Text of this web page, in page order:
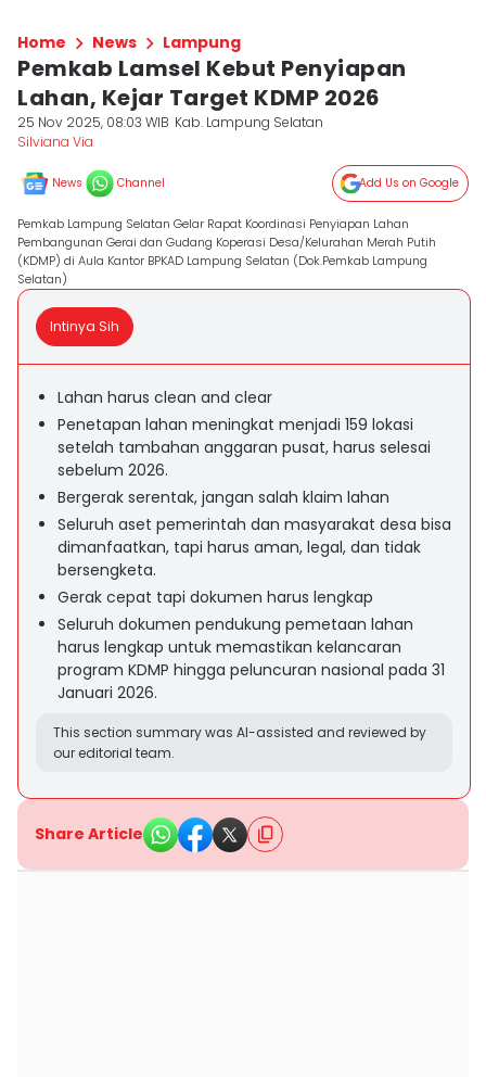
Home News Lampung
Pemkab Lamsel Kebut Penyiapan
Lahan, Kejar Target KDMP 2026
25 Nov 2025, 08:03 WIB Kab. Lampung Selatan
Silviana Via
News Channel Add Us on Google
Pemkab Lampung Selatan Gelar Rapat Koordinasi Penyiapan Lahan
Pembangunan Gerai dan Gudang Koperasi Desa/Kelurahan Merah Putih
(KDMP) di Aula Kantor BPKAD Lampung Selatan (Dok.Pemkab Lampung
Selatan)
Intinya Sih
Lahan harus clean and clear
Penetapan lahan meningkat menjadi 159 lokasi
setelah tambahan anggaran pusat, harus selesai
sebelum 2026.
Bergerak serentak, jangan salah klaim lahan
Seluruh aset pemerintah dan masyarakat desa bisa
dimanfaatkan, tapi harus aman, legal, dan tidak
bersengketa.
Gerak cepat tapi dokumen harus lengkap
Seluruh dokumen pendukung pemetaan lahan
harus lengkap untuk memastikan kelancaran
program KDMP hingga peluncuran nasional pada 31
Januari 2026.
This section summary was AI-assisted and reviewed by
our editorial team.
Share Article